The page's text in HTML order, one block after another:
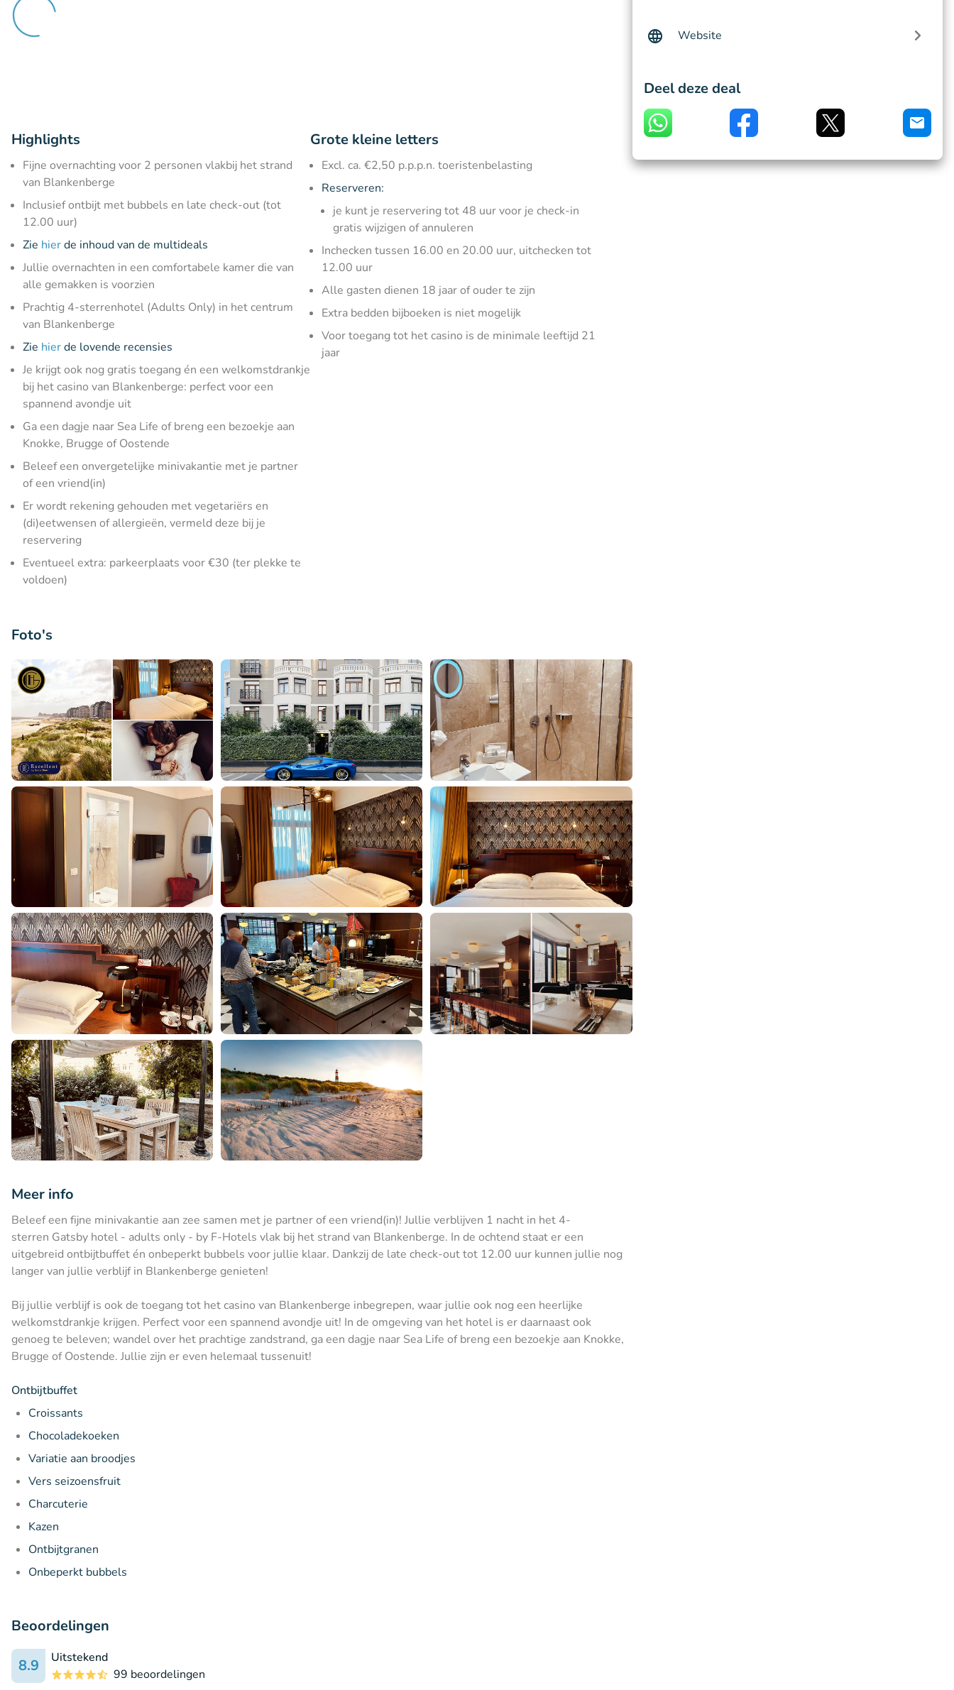
Highlights
Fijne overnachting voor 2 personen vlakbij het strand
van Blankenberge
Inclusief ontbijt met bubbels en late check-out (tot
12.00 uur)
Zie hierde inhoud van de multideals
Jullie overnachten in een comfortabele kamer die van
alle gemakken is voorzien
Prachtig 4-sterrenhotel (Adults Only) in het centrum
van Blankenberge
Zie hierde lovende recensies
Je krijgt ook nog gratis toegang én een welkomstdrankje
bij het casino van Blankenberge: perfect voor een
spannend avondje uit
Ga een dagje naar Sea Life of breng een bezoekje aan
Knokke, Brugge of Oostende
Beleef een onvergetelijke minivakantie met je partner
of een vriend(in)
Er wordt rekening gehouden met vegetariërs en
(di)eetwensen of allergieën, vermeld deze bij je
reservering
Eventueel extra: parkeerplaats voor €30 (ter plekke te
voldoen)
Grote kleine letters
Excl. ca. €2,50 p.p.p.n. toeristenbelasting
Reserveren:
je kunt je reservering tot 48 uur voor je check-in
gratis wijzigen of annuleren
Inchecken tussen 16.00 en 20.00 uur, uitchecken tot
12.00 uur
Alle gasten dienen 18 jaar of ouder te zijn
Extra bedden bijboeken is niet mogelijk
Voor toegang tot het casino is de minimale leeftijd 21
jaar
Foto's
Meer info
Beleef een fijne minivakantie aan zee samen met je partner of een vriend(in)! Jullie verblijven 1 nacht in het 4-
sterren Gatsby hotel - adults only - by F-Hotels vlak bij het strand van Blankenberge. In de ochtend staat er een
uitgebreid ontbijtbuffet én onbeperkt bubbels voor jullie klaar. Dankzij de late check-out tot 12.00 uur kunnen jullie nog
langer van jullie verblijf in Blankenberge genieten!
Bij jullie verblijf is ook de toegang tot het casino van Blankenberge inbegrepen, waar jullie ook nog een heerlijke
welkomstdrankje krijgen. Perfect voor een spannend avondje uit! In de omgeving van het hotel is er daarnaast ook
genoeg te beleven; wandel over het prachtige zandstrand, ga een dagje naar Sea Life of breng een bezoekje aan Knokke,
Brugge of Oostende. Jullie zijn er even helemaal tussenuit!
Ontbijtbuffet
Croissants
Chocoladekoeken
Variatie aan broodjes
Vers seizoensfruit
Charcuterie
Kazen
Ontbijtgranen
Onbeperkt bubbels
Beoordelingen
8.9
Uitstekend
99 beoordelingen
Website
Deel deze deal